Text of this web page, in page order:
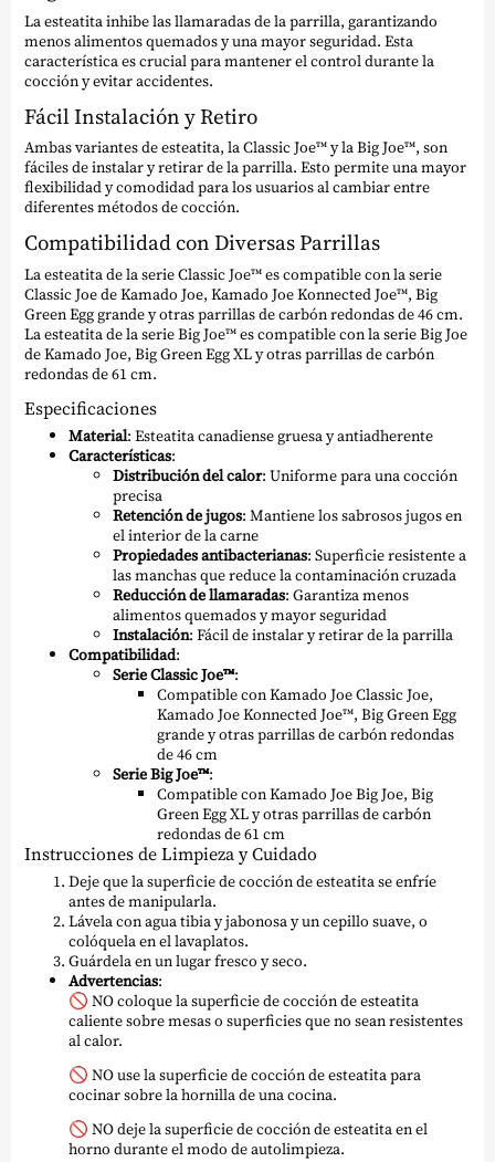
La esteatita inhibe las llamaradas de la parrilla, garantizando
menos alimentos quemados y una mayor seguridad. Esta
característica es crucial para mantener el control durante la
cocción y evitar accidentes.
Fácil Instalación y Retiro
Ambas variantes de esteatita, la Classic Joe™ y la Big Joe™, son
fáciles de instalar y retirar de la parrilla. Esto permite una mayor
flexibilidad y comodidad para los usuarios al cambiar entre
diferentes métodos de cocción.
Compatibilidad con Diversas Parrillas
La esteatita de la serie Classic Joe™ es compatible con la serie
Classic Joe de Kamado Joe, Kamado Joe Konnected Joe™, Big
Green Egg grande y otras parrillas de carbón redondas de 46 cm.
La esteatita de la serie Big Joe™ es compatible con la serie Big Joe
de Kamado Joe, Big Green Egg XL y otras parrillas de carbón
redondas de 61 cm.
Especificaciones
Material: Esteatita canadiense gruesa y antiadherente
Características:
Distribución del calor: Uniforme para una cocción
precisa
Retención de jugos: Mantiene los sabrosos jugos en
el interior de la carne
Propiedades antibacterianas: Superficie resistente a
las manchas que reduce la contaminación cruzada
Reducción de llamaradas: Garantiza menos
alimentos quemados y mayor seguridad
Instalación: Fácil de instalar y retirar de la parrilla
Compatibilidad:
Serie Classic Joe™:
Compatible con Kamado Joe Classic Joe,
Kamado Joe Konnected Joe™, Big Green Egg
grande y otras parrillas de carbón redondas
de 46 cm
Serie Big Joe™:
Compatible con Kamado Joe Big Joe, Big
Green Egg XL y otras parrillas de carbón
redondas de 61 cm
Instrucciones de Limpieza y Cuidado
Deje que la superficie de cocción de esteatita se enfríe
antes de manipularla.
Lávela con agua tibia y jabonosa y un cepillo suave, o
colóquela en el lavaplatos.
Guárdela en un lugar fresco y seco.
Advertencias:
🚫 NO coloque la superficie de cocción de esteatita
caliente sobre mesas o superficies que no sean resistentes
al calor.
🚫 NO use la superficie de cocción de esteatita para
cocinar sobre la hornilla de una cocina.
🚫 NO deje la superficie de cocción de esteatita en el
horno durante el modo de autolimpieza.